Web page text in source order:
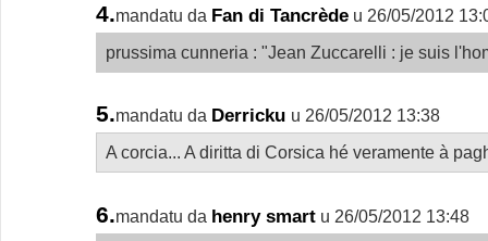
4.mandatu da Fan di Tancrède u 26/05/2012
prussima cunneria : "Jean Zuccarelli : je suis
5.mandatu da Derricku u 26/05/2012 13:38
A corcia... A diritta di Corsica hé veramente à
6.mandatu da henry smart u 26/05/2012 13:48